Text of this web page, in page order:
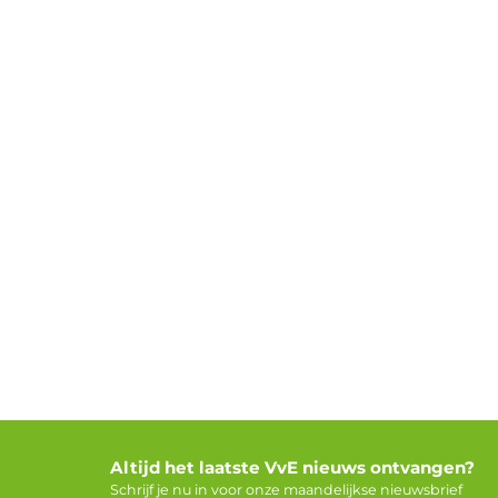
Altijd het laatste VvE nieuws ontvangen?
Schrijf je nu in voor onze maandelijkse nieuwsbrief